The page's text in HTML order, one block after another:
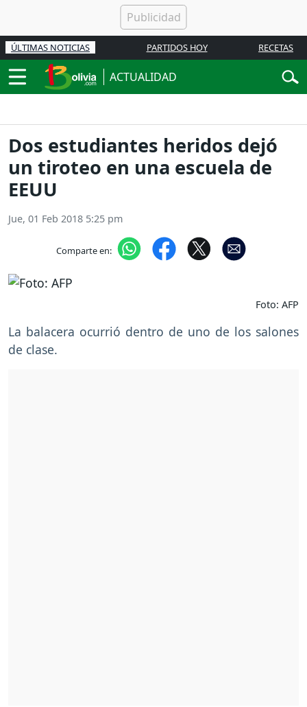
ÚLTIMAS NOTICIAS PARTIDOS HOY RECETAS
ACTUALIDAD
Dos estudiantes heridos dejó
un tiroteo en una escuela de
EEUU
Jue, 01 Feb 2018 5:25 pm
Comparte en:
Foto: AFP
La balacera ocurrió dentro de uno de los salones
de clase.